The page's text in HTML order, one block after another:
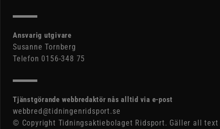
Ansvarig utgivare
Susanne Tornberg
Telefon 0156-348 75
Tjänstgörande webbredaktör nås alltid via e-post
webbred@tidningenridsport.se
© Copyright Tidningsaktiebolaget Ridsport. Gäller all text